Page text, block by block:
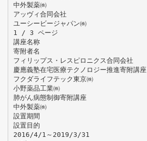
中外製薬㈱
アッヴィ合同会社
ユーシービージャパン㈱
1 / 3 ページ
講座名称
寄附者名
フィリップス・レスピロニクス合同会社
慶應義塾在宅医療テクノロジー推進寄附講座
フクダライフテック東京㈱
小野薬品工業㈱
肺がん病態制御寄附講座
中外製薬㈱
設置期間
設置目的
2016/4/1～2019/3/31